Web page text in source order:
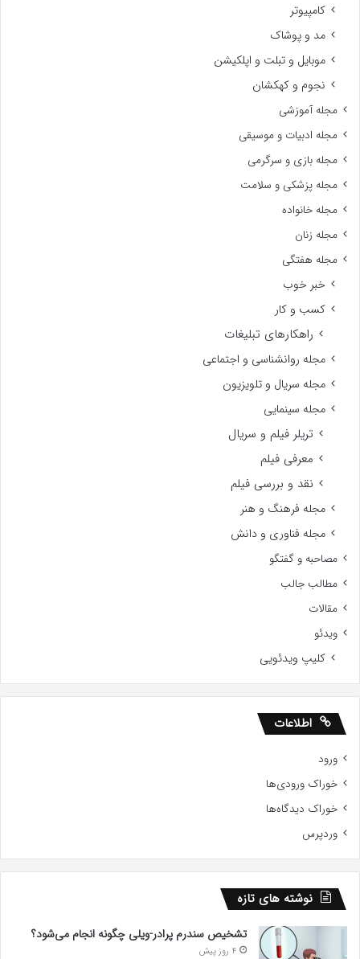
کامپیوتر
مد و پوشاک
موبایل و تبلت و اپلکیشن
نجوم و کهکشان
مجله آموزشی
مجله ادبیات و موسیقی
مجله بازی و سرگرمی
مجله پزشکی و سلامت
مجله خانواده
مجله زنان
مجله هفتگی
خبر خوب
کسب و کار
راهکارهای تبلیغات
مجله روانشناسی و اجتماعی
مجله سریال و تلویزیون
مجله سینمایی
تریلر فیلم و سریال
معرفی فیلم
نقد و بررسی فیلم
مجله فرهنگ و هنر
مجله فناوری و دانش
مصاحبه و گفتگو
مطالب جالب
مقالات
ویدئو
کلیپ ویدئویی
اطلاعات
ورود
خوراک ورودی‌ها
خوراک دیدگاه‌ها
وردپرس
نوشته های تازه
تشخیص سندرم پرادر-ویلی چگونه انجام می‌شود؟
4 روز پیش